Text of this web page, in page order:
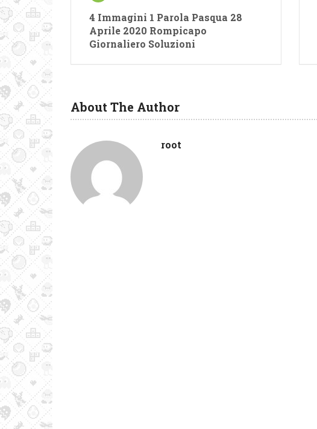
4 Immagini 1 Parola Pasqua 28
Aprile 2020 Rompicapo
Giornaliero Soluzioni
About The Author
root